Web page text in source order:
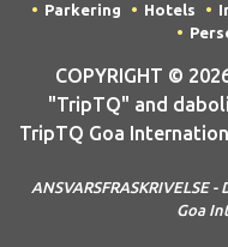
Parkering
Hotels
COPYRIGHT ©
"TripTQ" and
TripTQ Goa
Goa